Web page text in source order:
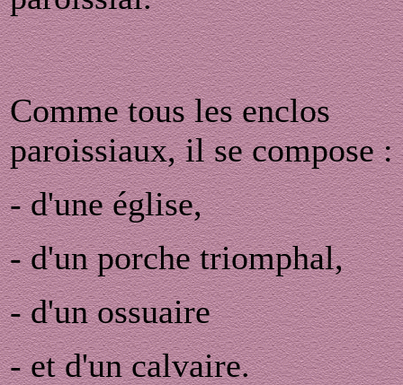
Comme tous les enclos
paroissiaux, il se compose :
- d'une église,
- d'un porche triomphal,
- d'un ossuaire
- et d'un calvaire.